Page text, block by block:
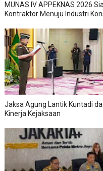
MUNAS IV APPEKNAS 2026
Kontraktor Menuju Industri
Jaksa Agung Lantik Kuntadi
Kinerja Kejaksaan